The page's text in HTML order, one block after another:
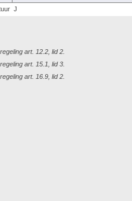
J
art. 12.2, lid 2.
art. 15.1, lid 3.
art. 16.9, lid 2.